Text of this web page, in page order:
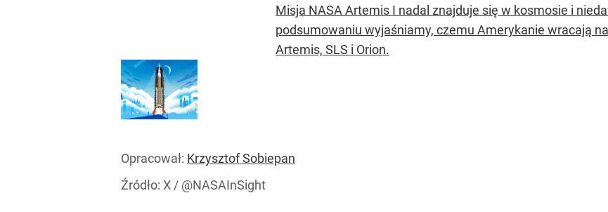
Misja NASA Artemis I nadal znajduje się w kosmosie i
podsumowaniu wyjaśniamy, czemu Amerykanie wracają
Artemis, SLS i Orion.
Opracował: Krzysztof Sobiepan
Źródło: X / @NASAInSight